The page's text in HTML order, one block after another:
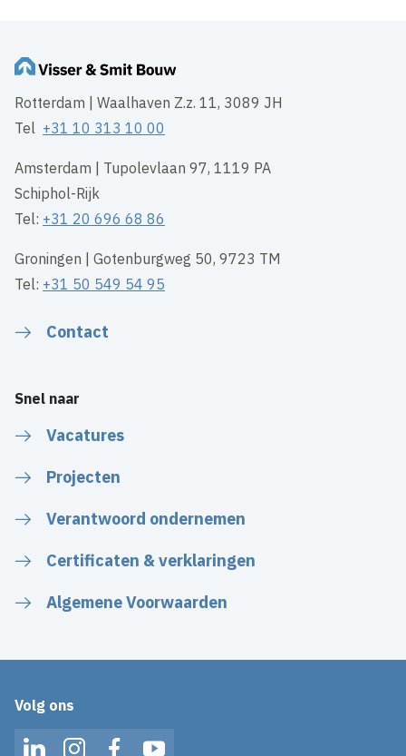
Rotterdam | Waalhaven Z.z. 11, 3089 JH
Tel +31 10 313 10 00
Amsterdam | Tupolevlaan 97, 1119 PA
Schiphol-Rijk
Tel: +31 20 696 68 86
Groningen | Gotenburgweg 50, 9723 TM
Tel: +31 50 549 54 95
Contact
Snel naar
Vacatures
Projecten
Verantwoord ondernemen
Certificaten & verklaringen
Algemene Voorwaarden
Volg ons